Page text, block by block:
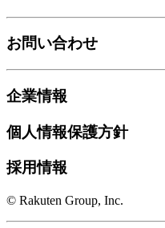
お問い合わせ
企業情報
個人情報保護方針
採用情報
© Rakuten Group, Inc.